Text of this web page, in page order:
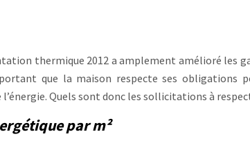
thermique 2012 a amplement amélioré les
que la maison respecte ses obligations
Quels sont donc les sollicitations à
par m²